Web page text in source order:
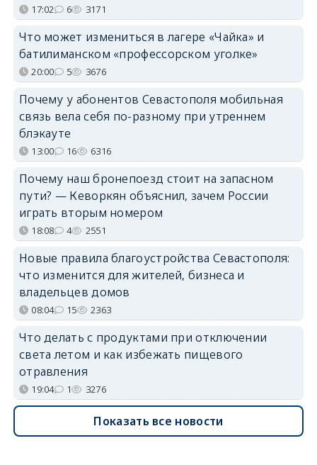
17:02 6 3171
Что может измениться в лагере «Чайка» и
батилиманском «профессорском уголке»
20:00 5 3676
Почему у абонентов Севастополя мобильная
связь вела себя по-разному при утреннем
блэкауте
13:00 16 6316
Почему наш бронепоезд стоит на запасном
пути? — Кеворкян объяснил, зачем России
играть вторым номером
18:08 4 2551
Новые правила благоустройства Севастополя:
что изменится для жителей, бизнеса и
владельцев домов
08:04 15 2363
Что делать с продуктами при отключении
света летом и как избежать пищевого
отравления
19:04 1 3276
Показать все новости